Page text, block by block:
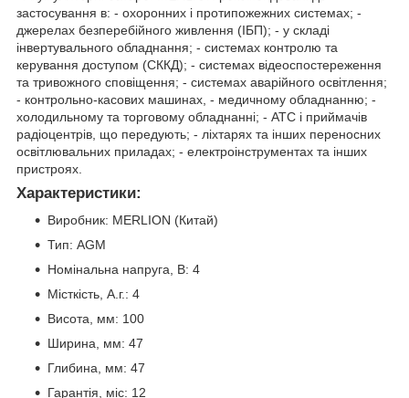
застосування в: - охоронних і протипожежних системах; -
джерелах безперебійного живлення (ІБП); - у складі
інвертувального обладнання; - системах контролю та
керування доступом (СККД); - системах відеоспостереження
та тривожного сповіщення; - системах аварійного освітлення;
- контрольно-касових машинах, - медичному обладнанню; -
холодильному та торговому обладнанні; - АТС і приймачів
радіоцентрів, що передують; - ліхтарях та інших переносних
освітлювальних приладах; - електроінструментах та інших
пристроях.
Характеристики:
Виробник: MERLION (Китай)
Тип: AGM
Номінальна напруга, В: 4
Місткість, А.г.: 4
Висота, мм: 100
Ширина, мм: 47
Глибина, мм: 47
Гарантія, міс: 12